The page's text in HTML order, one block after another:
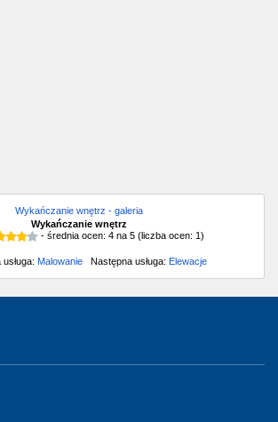
Wykańczanie wnętrz - galeria
Wykańczanie wnętrz
- średnia ocen: 4 na 5 (liczba ocen: 1)
MalowanieNastępna usługa: Elewacje